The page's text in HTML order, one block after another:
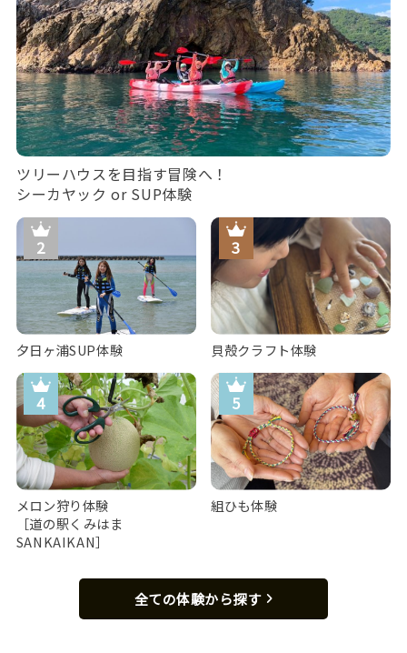
ツリーハウスを目指す冒険へ！
シーカヤック or SUP体験
夕日ヶ浦SUP体験 貝殻クラフト体験
メロン狩り体験
［道の駅くみはま
SANKAIKAN］
組ひも体験
全ての体験から探す